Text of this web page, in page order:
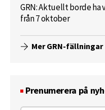
GRN: Aktuellt borde ha
från 7 oktober
Mer GRN-fällningar
Prenumerera på